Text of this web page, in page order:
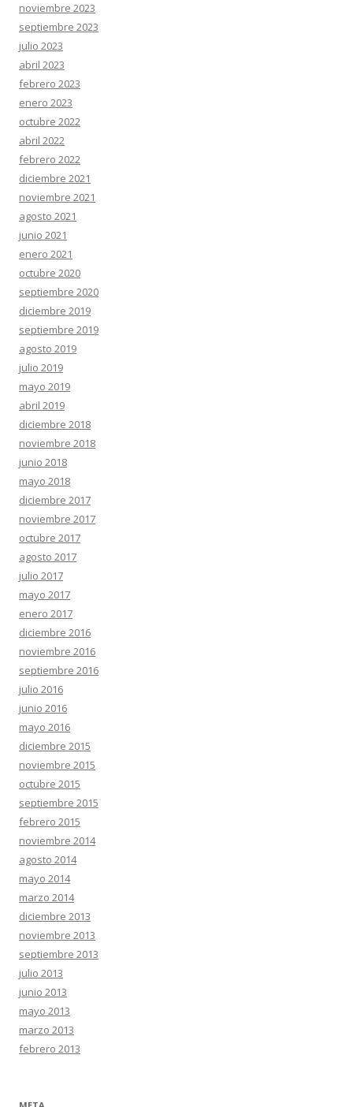
noviembre 2023
septiembre 2023
julio 2023
abril 2023
febrero 2023
enero 2023
octubre 2022
abril 2022
febrero 2022
diciembre 2021
noviembre 2021
agosto 2021
junio 2021
enero 2021
octubre 2020
septiembre 2020
diciembre 2019
septiembre 2019
agosto 2019
julio 2019
mayo 2019
abril 2019
diciembre 2018
noviembre 2018
junio 2018
mayo 2018
diciembre 2017
noviembre 2017
octubre 2017
agosto 2017
julio 2017
mayo 2017
enero 2017
diciembre 2016
noviembre 2016
septiembre 2016
julio 2016
junio 2016
mayo 2016
diciembre 2015
noviembre 2015
octubre 2015
septiembre 2015
febrero 2015
noviembre 2014
agosto 2014
mayo 2014
marzo 2014
diciembre 2013
noviembre 2013
septiembre 2013
julio 2013
junio 2013
mayo 2013
marzo 2013
febrero 2013